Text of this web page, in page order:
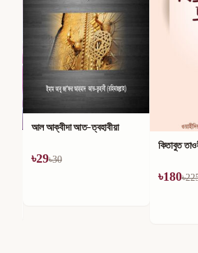
আল আক্বীদা আত-ত্বহাবীয়া
৳29৳30
কিতাবুত
৳180৳